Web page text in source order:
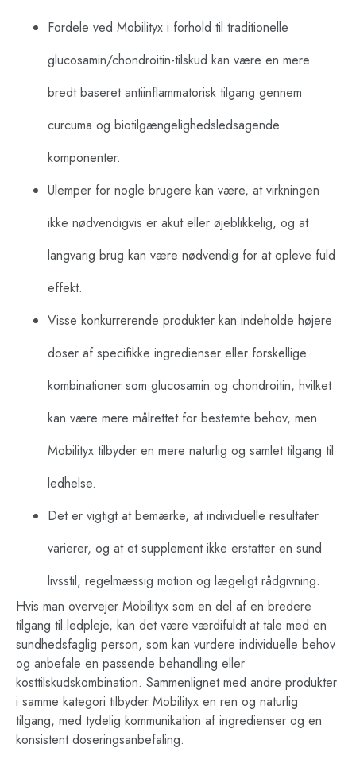
Fordele ved Mobilityx i forhold til traditionelle
glucosamin/chondroitin-tilskud kan være en mere
bredt baseret antiinflammatorisk tilgang gennem
curcuma og biotilgængelighedsledsagende
komponenter.
Ulemper for nogle brugere kan være, at virkningen
ikke nødvendigvis er akut eller øjeblikkelig, og at
langvarig brug kan være nødvendig for at opleve fuld
effekt.
Visse konkurrerende produkter kan indeholde højere
doser af specifikke ingredienser eller forskellige
kombinationer som glucosamin og chondroitin, hvilket
kan være mere målrettet for bestemte behov, men
Mobilityx tilbyder en mere naturlig og samlet tilgang til
ledhelse.
Det er vigtigt at bemærke, at individuelle resultater
varierer, og at et supplement ikke erstatter en sund
livsstil, regelmæssig motion og lægeligt rådgivning.
Hvis man overvejer Mobilityx som en del af en bredere
tilgang til ledpleje, kan det være værdifuldt at tale med en
sundhedsfaglig person, som kan vurdere individuelle behov
og anbefale en passende behandling eller
kosttilskudskombination. Sammenlignet med andre produkter
i samme kategori tilbyder Mobilityx en ren og naturlig
tilgang, med tydelig kommunikation af ingredienser og en
konsistent doseringsanbefaling.